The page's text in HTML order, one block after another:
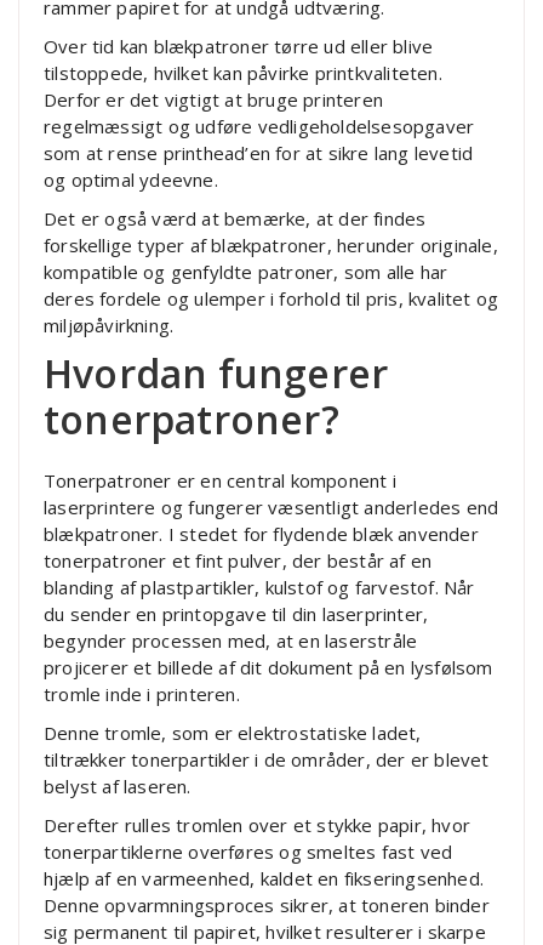
rammer papiret for at undgå udtværing.
Over tid kan blækpatroner tørre ud eller blive
tilstoppede, hvilket kan påvirke printkvaliteten.
Derfor er det vigtigt at bruge printeren
regelmæssigt og udføre vedligeholdelsesopgaver
som at rense printhead’en for at sikre lang levetid
og optimal ydeevne.
Det er også værd at bemærke, at der findes
forskellige typer af blækpatroner, herunder originale,
kompatible og genfyldte patroner, som alle har
deres fordele og ulemper i forhold til pris, kvalitet og
miljøpåvirkning.
Hvordan fungerer
tonerpatroner?
Tonerpatroner er en central komponent i
laserprintere og fungerer væsentligt anderledes end
blækpatroner. I stedet for flydende blæk anvender
tonerpatroner et fint pulver, der består af en
blanding af plastpartikler, kulstof og farvestof. Når
du sender en printopgave til din laserprinter,
begynder processen med, at en laserstråle
projicerer et billede af dit dokument på en lysfølsom
tromle inde i printeren.
Denne tromle, som er elektrostatiske ladet,
tiltrækker tonerpartikler i de områder, der er blevet
belyst af laseren.
Derefter rulles tromlen over et stykke papir, hvor
tonerpartiklerne overføres og smeltes fast ved
hjælp af en varmeenhed, kaldet en fikseringsenhed.
Denne opvarmningsproces sikrer, at toneren binder
sig permanent til papiret, hvilket resulterer i skarpe